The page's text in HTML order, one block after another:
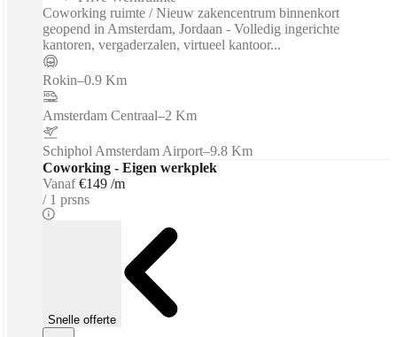
Coworking ruimte / Nieuw zakencentrum binnenkort
geopend in Amsterdam, Jordaan - Volledig ingerichte
kantoren, vergaderzalen, virtueel kantoor...
Rokin–0.9 Km
Amsterdam Centraal–2 Km
Schiphol Amsterdam Airport–9.8 Km
Coworking - Eigen werkplek
Vanaf €149 /m
1 prsns
Snelle offerte